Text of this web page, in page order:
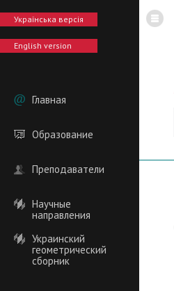
Українська версія
English version
Главная
Образование
Преподаватели
Научные
направления
Украинский
геометрический
сборник